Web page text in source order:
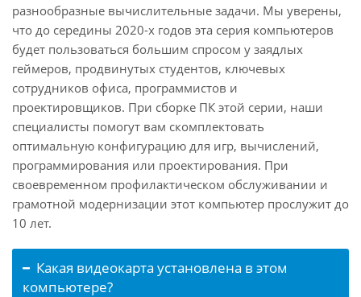
разнообразные вычислительные задачи. Мы уверены,
что до середины 2020-х годов эта серия компьютеров
будет пользоваться большим спросом у заядлых
геймеров, продвинутых студентов, ключевых
сотрудников офиса, программистов и
проектировщиков. При сборке ПК этой серии, наши
специалисты помогут вам скомплектовать
оптимальную конфигурацию для игр, вычислений,
программирования или проектирования. При
своевременном профилактическом обслуживании и
грамотной модернизации этот компьютер прослужит до
10 лет.
Какая видеокарта установлена в этом
компьютере?